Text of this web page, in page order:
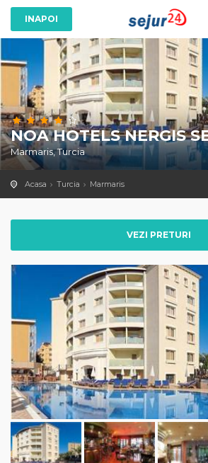
NOA HOTELS NERGIS
Marmaris, Turcia
Acasa Turcia Marmaris
VEZI PRETURI